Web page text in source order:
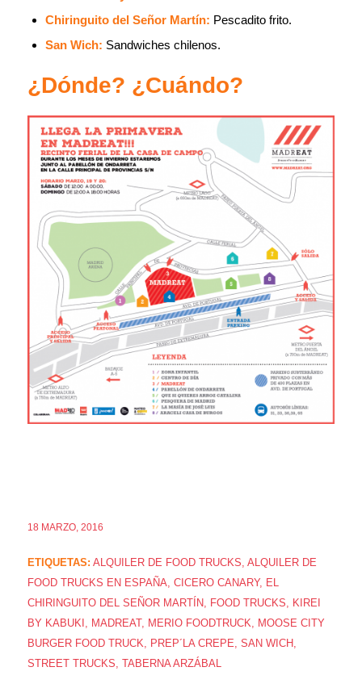
Chiringuito del Señor Martín: Pescadito frito.
San Wich: Sandwiches chilenos.
¿Dónde? ¿Cuándo?
18 MARZO, 2016
ETIQUETAS: ALQUILER DE FOOD TRUCKS, ALQUILER DE
FOOD TRUCKS EN ESPAÑA, CICERO CANARY, EL
CHIRINGUITO DEL SEÑOR MARTÍN, FOOD TRUCKS, KIREI
BY KABUKI , MADREAT, MERIO FOODTRUCK, MOOSE CITY
BURGER FOOD TRUCK, PREP´LA CREPE, SAN WICH ,
STREET TRUCKS, TABERNA ARZÁBAL